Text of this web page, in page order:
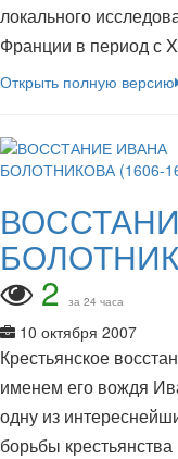
локального
Франции в период с
Открыть полную версию
2 за 24 часа
10 октября 2007
Крестьянское
именем его вождя
одну из
борьбы